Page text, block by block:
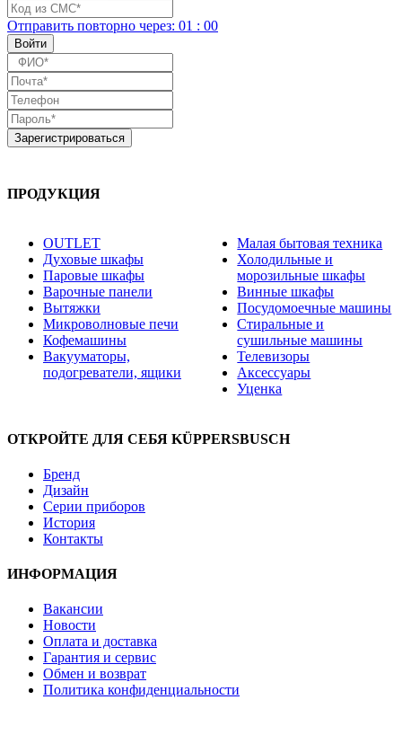
Отправить повторно через: 01 : 00
ПРОДУКЦИЯ
OUTLET
Духовые шкафы
Паровые шкафы
Варочные панели
Вытяжки
Микроволновые печи
Кофемашины
Вакууматоры,
подогреватели, ящики
Малая бытовая техника
Холодильные и
морозильные шкафы
Винные шкафы
Посудомоечные машины
Стиральные и
сушильные машины
Телевизоры
Аксессуары
Уценка
ОТКРОЙТЕ ДЛЯ СЕБЯ KÜPPERSBUSCH
Бренд
Дизайн
Серии приборов
История
Контакты
ИНФОРМАЦИЯ
Вакансии
Новости
Оплата и доставка
Гарантия и сервис
Обмен и возврат
Политика конфиденциальности